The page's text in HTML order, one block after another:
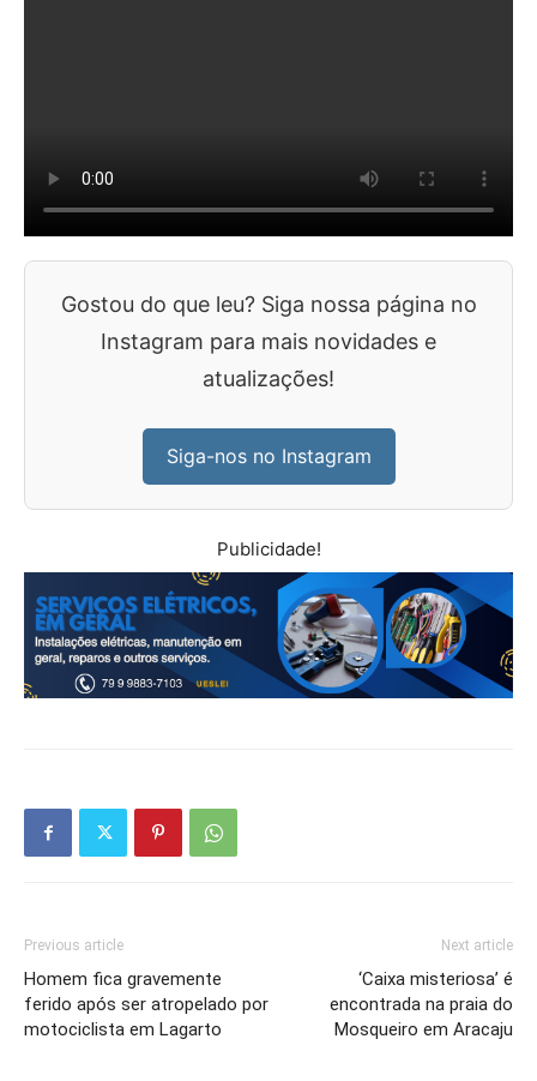
Gostou do que leu? Siga nossa página no
Instagram para mais novidades e
atualizações!
Siga-nos no Instagram
Publicidade!
Previous article
Homem fica gravemente
ferido após ser atropelado por
motociclista em Lagarto
Next article
‘Caixa misteriosa’ é
encontrada na praia do
Mosqueiro em Aracaju